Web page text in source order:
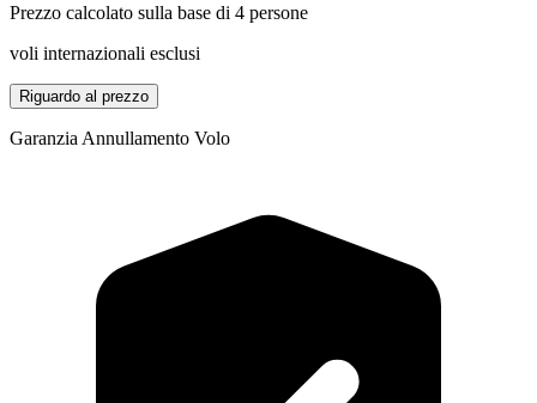
Prezzo calcolato sulla base di 4 persone
voli internazionali esclusi
Riguardo al prezzo
Garanzia Annullamento Volo